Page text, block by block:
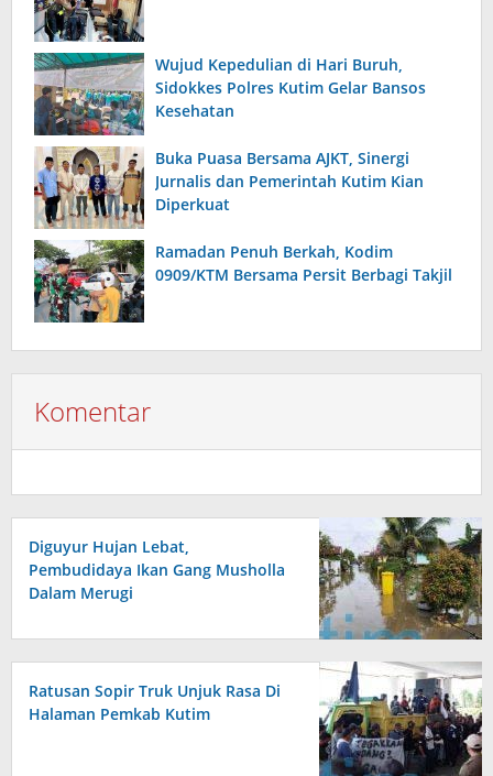
Wujud Kepedulian di Hari Buruh,
Sidokkes Polres Kutim Gelar Bansos
Kesehatan
Buka Puasa Bersama AJKT, Sinergi
Jurnalis dan Pemerintah Kutim Kian
Diperkuat
Ramadan Penuh Berkah, Kodim
0909/KTM Bersama Persit Berbagi Takjil
Komentar
Diguyur Hujan Lebat,
Pembudidaya Ikan Gang Musholla
Dalam Merugi
Ratusan Sopir Truk Unjuk Rasa Di
Halaman Pemkab Kutim